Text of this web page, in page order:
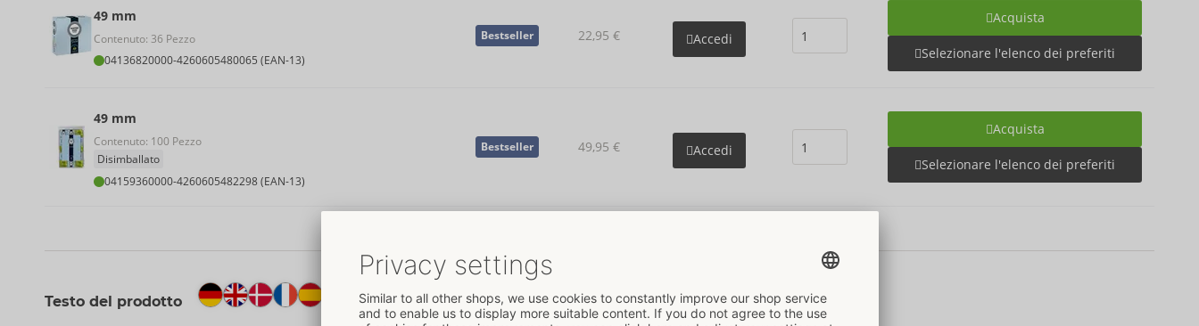
49 mm
Contenuto: 36 Pezzo
04136820000-4260605480065 (EAN-13)
Bestseller 22,95 € Accedi
Acquista
Selezionare l'elenco dei preferiti
49 mm
Contenuto: 100 Pezzo
Disimballato
04159360000-4260605482298 (EAN-13)
Bestseller 49,95 € Accedi
Acquista
Selezionare l'elenco dei preferiti
Testo del prodotto
Dati
Colore: trasparente